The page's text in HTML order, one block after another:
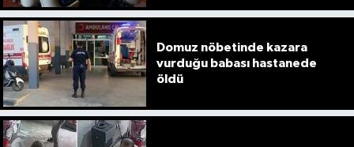
Domuz nöbetinde kazara
vurduğu babası hastanede
öldü